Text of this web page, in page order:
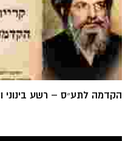
הקדמה לתע״ס – רשע בינוני